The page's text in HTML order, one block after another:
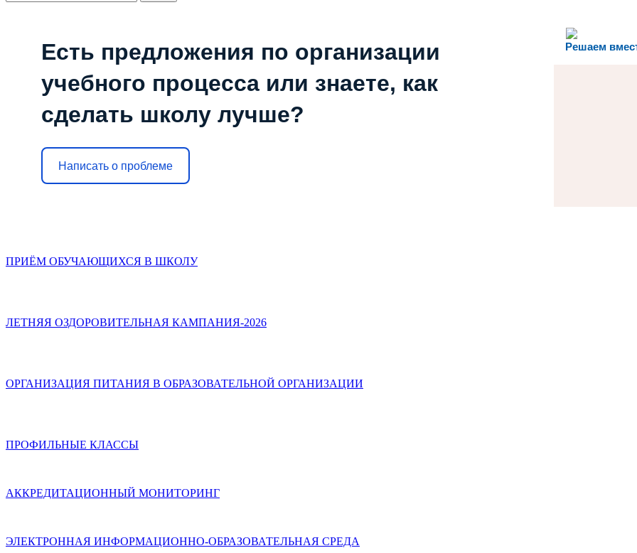
Решаем
Есть предложения по организации
учебного процесса или знаете, как
сделать школу лучше?
Написать о проблеме
ПРИЁМ ОБУЧАЮЩИХСЯ В ШКОЛУ
ЛЕТНЯЯ ОЗДОРОВИТЕЛЬНАЯ КАМПАНИЯ-2026
ОРГАНИЗАЦИЯ ПИТАНИЯ В ОБРАЗОВАТЕЛЬНОЙ ОРГАНИЗАЦИИ
ПРОФИЛЬНЫЕ КЛАССЫ
АККРЕДИТАЦИОННЫЙ МОНИТОРИНГ
ЭЛЕКТРОННАЯ ИНФОРМАЦИОННО-ОБРАЗОВАТЕЛЬНАЯ СРЕДА